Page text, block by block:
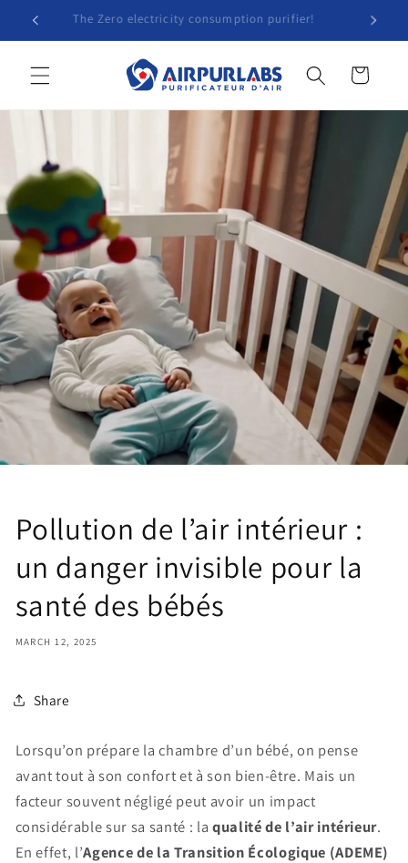
Skip to
content
The Zero electricity consumption purifier!
Cart
Pollution de l’air intérieur :
un danger invisible pour la
santé des bébés
MARCH 12, 2025
Share
Lorsqu’on prépare la chambre d’un bébé, on pense
avant tout à son confort et à son bien-être. Mais un
facteur souvent négligé peut avoir un impact
considérable sur sa santé : la qualité de l’air intérieur.
En effet, l’Agence de la Transition Écologique (ADEME)